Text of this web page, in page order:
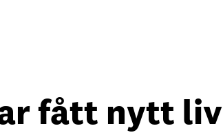
fått nytt liv